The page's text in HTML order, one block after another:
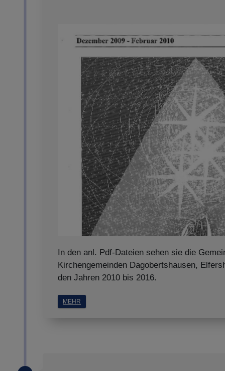
In den anl. Pdf-Dateien sehen sie die
Kirchengemeinden Dagobertshausen,
den Jahren 2010 bis 2016.
MEHR